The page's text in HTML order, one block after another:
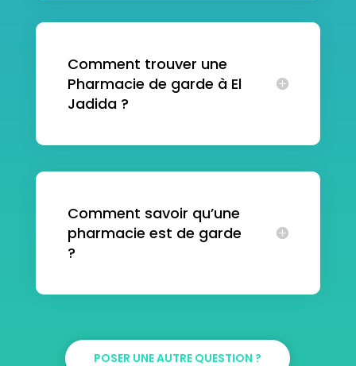
Comment trouver une
Pharmacie de garde à El
Jadida ?
Comment savoir qu’une
pharmacie est de garde
?
POSER UNE AUTRE QUESTION ?